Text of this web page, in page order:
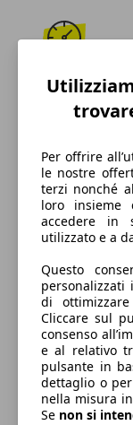
212 km/h
Velocità
Diesel
Carburante
105 g/km
Emissioni di
Per offrire
le nostre
terzi nonché
loro insieme
accedere in
utilizzato e a
Questo
personalizzati
di
Cliccare sul
consenso
e al relativo
pulsante in
dettaglio o
nella misura
Se non si